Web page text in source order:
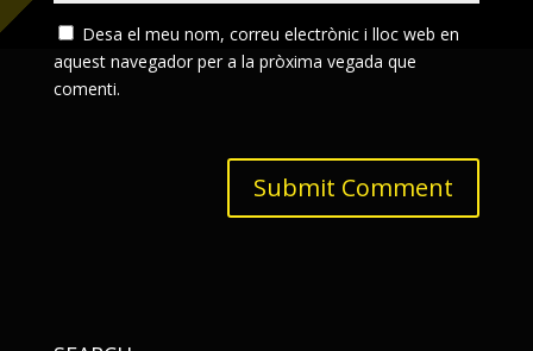
Desa el meu nom, correu electrònic i lloc web en
aquest navegador per a la pròxima vegada que
comenti.